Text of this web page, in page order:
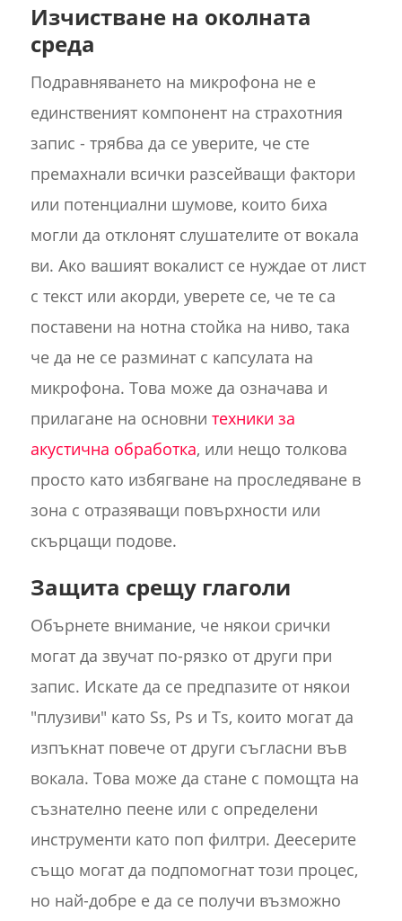
Изчистване на околната
среда
Подравняването на микрофона не е
единственият компонент на страхотния
запис - трябва да се уверите, че сте
премахнали всички разсейващи фактори
или потенциални шумове, които биха
могли да отклонят слушателите от вокала
ви. Ако вашият вокалист се нуждае от лист
с текст или акорди, уверете се, че те са
поставени на нотна стойка на ниво, така
че да не се разминат с капсулата на
микрофона. Това може да означава и
прилагане на основни техники за
акустична обработка, или нещо толкова
просто като избягване на проследяване в
зона с отразяващи повърхности или
скърцащи подове.
Защита срещу глаголи
Обърнете внимание, че някои срички
могат да звучат по-рязко от други при
запис. Искате да се предпазите от някои
"плузиви" като Ss, Ps и Ts, които могат да
изпъкнат повече от други съгласни във
вокала. Това може да стане с помощта на
съзнателно пеене или с определени
инструменти като поп филтри. Деесерите
също могат да подпомогнат този процес,
но най-добре е да се получи възможно